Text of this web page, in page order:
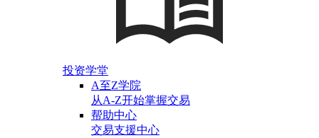
投资学堂
A至Z学院
从A-Z开始掌握交易
帮助中心
交易支援中心